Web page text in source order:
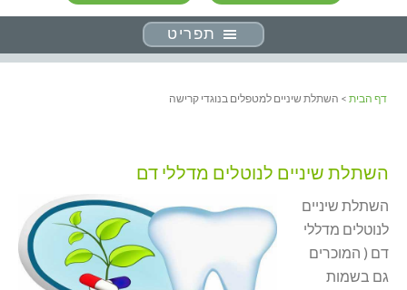
תפריט
דף הבית > השתלת שיניים למטפלים בנוגדי קרישה
השתלת שיניים לנוטלים מדללי דם
השתלת שיניים
לנוטלים מדללי
דם ( המוכרים
גם בשמות